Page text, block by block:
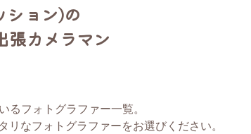
ション)の
張カメラマン
フォトグラファー一覧。
なフォトグラファーをお選びください。